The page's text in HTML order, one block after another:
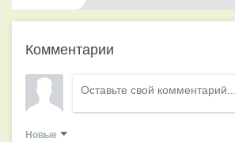
Комментарии
Новые